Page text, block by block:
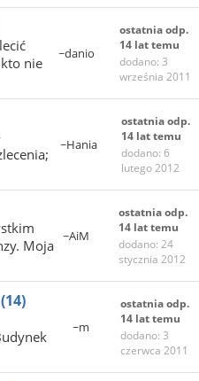
nie
~danio
ostatnia odp.
14 lat temu
dodano: 3
września 2011
~Hania
ostatnia odp.
14 lat temu
dodano: 6
lutego 2012
Moja
~AiM
ostatnia odp.
14 lat temu
dodano: 24
stycznia 2012
(14)
~m
ostatnia odp.
14 lat temu
dodano: 3
czerwca 2011